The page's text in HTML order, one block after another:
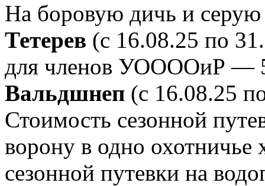
На боровую дичь и
Тетерев (с 16.08.25 по
для членов УООООиР —
Вальдшнеп (с 16.08.25
Стоимость сезонной
ворону в одно охотничье
сезонной путевки на